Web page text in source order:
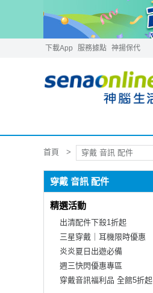
下載App 服務據點 神揚保代
首頁 穿戴 音訊 配件
穿戴 音訊 配件
精選活動
出清配件下殺1折起
三星穿戴｜耳機限時優惠
炎炎夏日出遊必備
週三快閃優惠專區
穿戴音訊福利品 全館5折起